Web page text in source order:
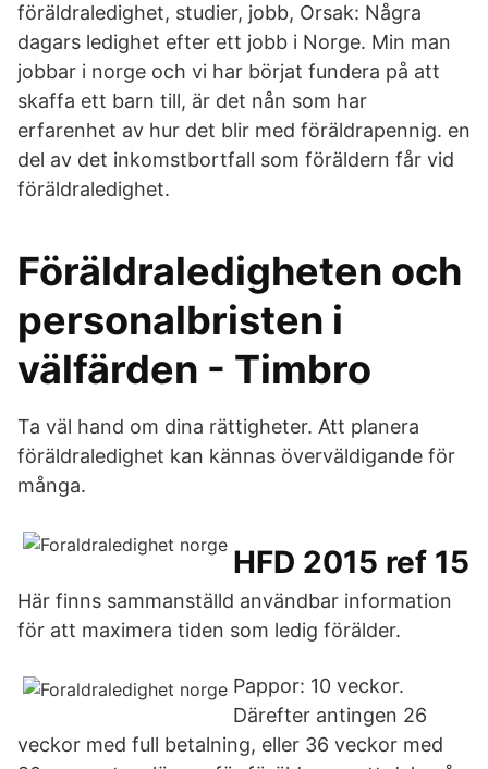
föräldraledighet, studier, jobb, Orsak: Några
dagars ledighet efter ett jobb i Norge. Min man
jobbar i norge och vi har börjat fundera på att
skaffa ett barn till, är det nån som har
erfarenhet av hur det blir med föräldrapennig. en
del av det inkomstbortfall som föräldern får vid
föräldraledighet.
Föräldraledigheten och
personalbristen i
välfärden - Timbro
Ta väl hand om dina rättigheter. Att planera
föräldraledighet kan kännas överväldigande för
många.
HFD 2015 ref 15
Här finns sammanställd användbar information
för att maximera tiden som ledig förälder.
Pappor: 10 veckor.
Därefter antingen 26
veckor med full betalning, eller 36 veckor med